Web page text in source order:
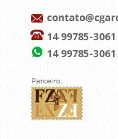
14 99785-3061
14 99785-3061